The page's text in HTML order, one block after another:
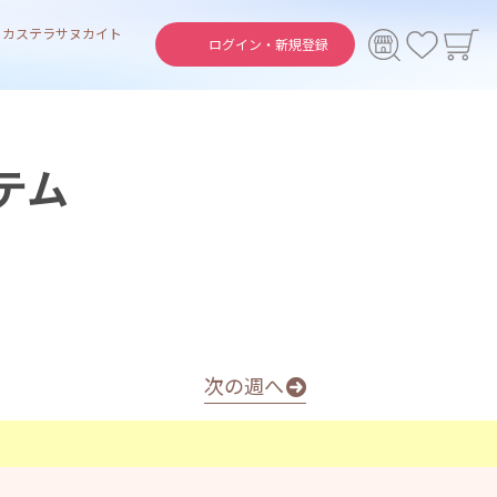
ログイン・ 新規登録
カステラサヌカイト
ム
次の週へ